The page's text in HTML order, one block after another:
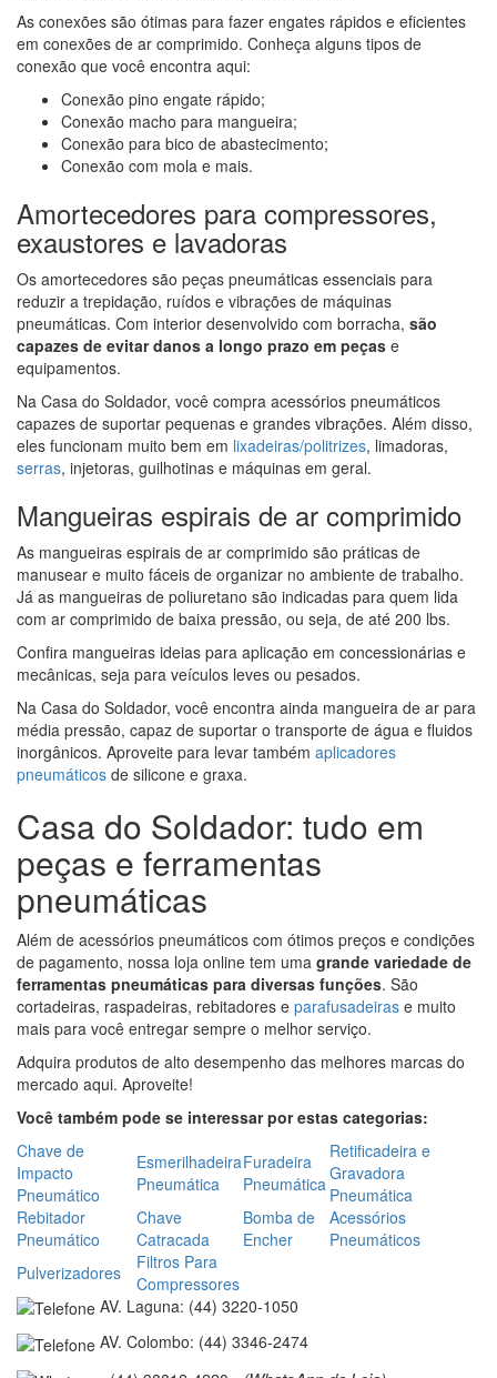
As conexões são ótimas para fazer engates rápidos e eficientes
em conexões de ar comprimido. Conheça alguns tipos de
conexão que você encontra aqui:
Conexão pino engate rápido;
Conexão macho para mangueira;
Conexão para bico de abastecimento;
Conexão com mola e mais.
Amortecedores para compressores,
exaustores e lavadoras
Os amortecedores são peças pneumáticas essenciais para
reduzir a trepidação, ruídos e vibrações de máquinas
pneumáticas. Com interior desenvolvido com borracha, são
capazes de evitar danos a longo prazo em peças e
equipamentos.
Na Casa do Soldador, você compra acessórios pneumáticos
capazes de suportar pequenas e grandes vibrações. Além disso,
eles funcionam muito bem em lixadeiras/politrizes, limadoras,
serras, injetoras, guilhotinas e máquinas em geral.
Mangueiras espirais de ar comprimido
As mangueiras espirais de ar comprimido são práticas de
manusear e muito fáceis de organizar no ambiente de trabalho.
Já as mangueiras de poliuretano são indicadas para quem lida
com ar comprimido de baixa pressão, ou seja, de até 200 lbs.
Confira mangueiras ideias para aplicação em concessionárias e
mecânicas, seja para veículos leves ou pesados.
Na Casa do Soldador, você encontra ainda mangueira de ar para
média pressão, capaz de suportar o transporte de água e fluidos
inorgânicos. Aproveite para levar também aplicadores
pneumáticos de silicone e graxa.
Casa do Soldador: tudo em
peças e ferramentas
pneumáticas
Além de acessórios pneumáticos com ótimos preços e condições
de pagamento, nossa loja online tem uma grande variedade de
ferramentas pneumáticas para diversas funções. São
cortadeiras, raspadeiras, rebitadores e parafusadeiras e muito
mais para você entregar sempre o melhor serviço.
Adquira produtos de alto desempenho das melhores marcas do
mercado aqui. Aproveite!
Você também pode se interessar por estas categorias:
Chave de
Impacto
Pneumático
Esmerilhadeira
Pneumática
Furadeira
Pneumática
Retificadeira e
Gravadora
Pneumática
Rebitador
Pneumático
Chave
Catracada
Bomba de
Encher
Acessórios
Pneumáticos
Pulverizadores
Filtros Para
Compressores
AV. Laguna: (44) 3220-1050
AV. Colombo: (44) 3346-2474